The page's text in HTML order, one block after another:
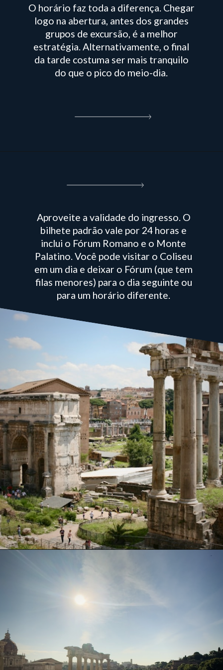
O horário faz toda a diferença. Chegar
logo na abertura, antes dos grandes
grupos de excursão, é a melhor
estratégia. Alternativamente, o final
da tarde costuma ser mais tranquilo
do que o pico do meio-dia.
Aproveite a validade do ingresso. O
bilhete padrão vale por 24 horas e
inclui o Fórum Romano e o Monte
Palatino. Você pode visitar o Coliseu
em um dia e deixar o Fórum (que tem
filas menores) para o dia seguinte ou
para um horário diferente.